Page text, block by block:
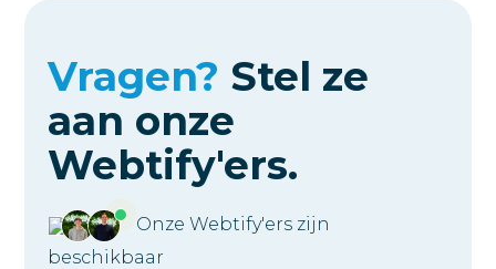
Vragen? Stel ze
aan onze
Webtify'ers.
Onze Webtify'ers zijn
beschikbaar